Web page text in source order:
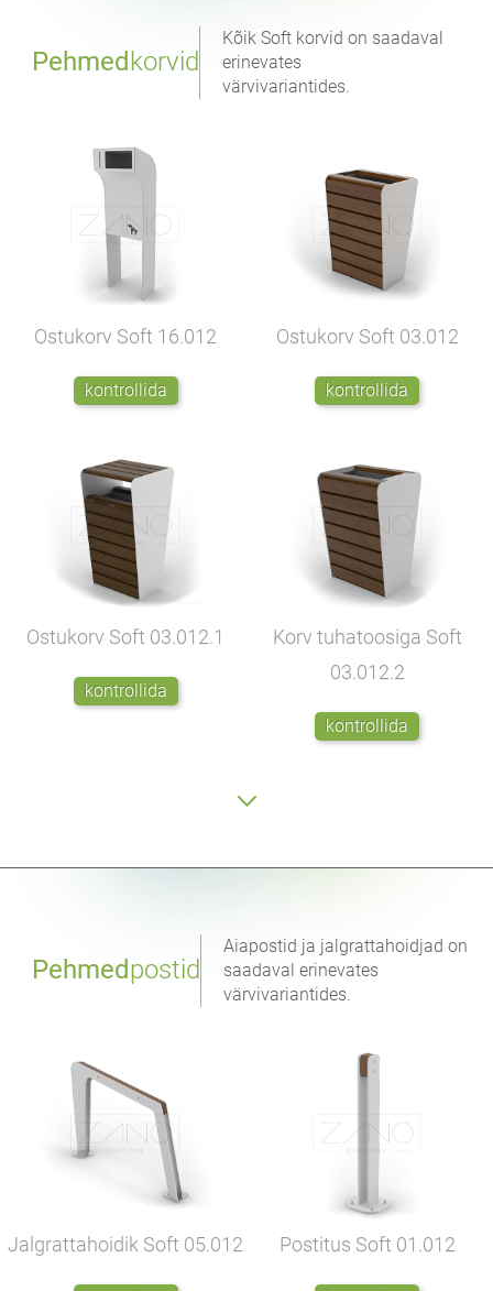
Pehmedkorvid
Kõik Soft korvid on saadaval
erinevates
värvivariantides.
Ostukorv Soft 16.012
kontrollida
Ostukorv Soft 03.012
kontrollida
Ostukorv Soft 03.012.1
kontrollida
Korv tuhatoosiga Soft
03.012.2
kontrollida
Pehmedpostid
Aiapostid ja jalgrattahoidjad on
saadaval erinevates
värvivariantides.
Jalgrattahoidik Soft 05.012 Postitus Soft 01.012